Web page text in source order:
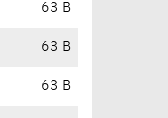
63 B
63 B
63 B